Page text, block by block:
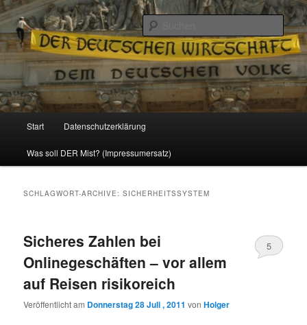
Reizzentrum
Politik, Wirtschaft, Soziales und Gesellschaft
Zum
Inhalt
Zum
sekundären
Start Datenschutzerklärung
Was soll DER Mist? (Impressumersatz)
SCHLAGWORT-ARCHIVE:SICHERHEITSSYSTEM
Sicheres Zahlen bei
Onlinegeschäften – vor allem
auf Reisen risikoreich
Veröffentlicht am Donnerstag 28 Juli , 2011 vonHolger
5